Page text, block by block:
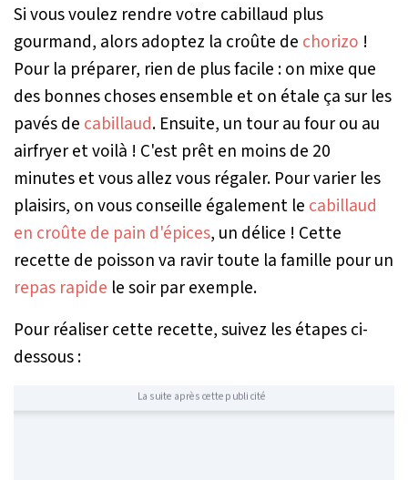
Si vous voulez rendre votre cabillaud plus
gourmand, alors adoptez la croûte de chorizo !
Pour la préparer, rien de plus facile : on mixe que
des bonnes choses ensemble et on étale ça sur les
pavés de cabillaud. Ensuite, un tour au four ou au
airfryer et voilà ! C'est prêt en moins de 20
minutes et vous allez vous régaler. Pour varier les
plaisirs, on vous conseille également le cabillaud
en croûte de pain d'épices, un délice ! Cette
recette de poisson va ravir toute la famille pour un
repas rapide le soir par exemple.
Pour réaliser cette recette, suivez les étapes ci-
dessous :
La suite après cette publicité